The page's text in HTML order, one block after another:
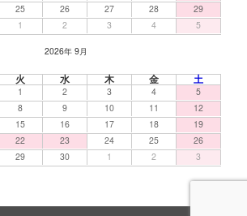
25 26 27 28
29
1 2 3 4 5
2026年 9月
火 水 木 金 土
1 2 3 4
5
8 9 10 11
12
15 16 17 18
19
22 23 24 25
26
29 30 1 2 3